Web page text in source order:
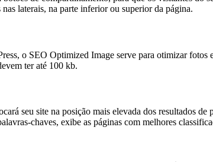
laterais, na parte inferior ou superior da página.
o SEO Optimized Image serve para otimizar
ter até 100 kb.
seu site na posição mais elevada dos resultados
chaves, exibe as páginas com melhores